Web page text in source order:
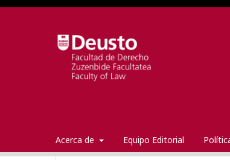
Acerca de Equipo Editorial